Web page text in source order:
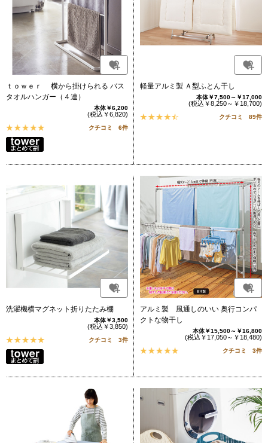
ｔｏｗｅｒ 横から掛けられる バス
タオルハンガー（４連）
本体￥6,200
(税込￥6,820)
クチコミ 6件
軽量アルミ製 Ａ型ふとん干し
本体￥7,500～￥17,000
(税込￥8,250～￥18,700)
クチコミ 89件
洗濯機横マグネット折りたたみ棚
本体￥3,500
(税込￥3,850)
クチコミ 3件
アルミ製 風通しのいい 奥行コンパ
クトな物干し
本体￥15,500～￥16,800
(税込￥17,050～￥18,480)
クチコミ 3件